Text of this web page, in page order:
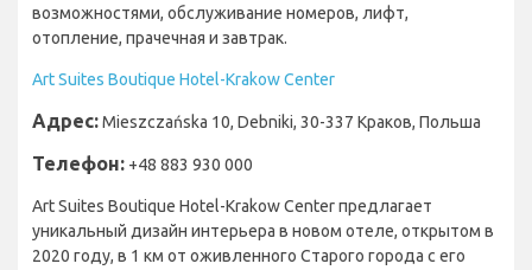
возможностями, обслуживание номеров, лифт,
отопление, прачечная и завтрак.
Art Suites Boutique Hotel-Krakow Center
Адрес:Mieszczańska 10, Debniki, 30-337 Краков, Польша
Телефон: +48 883 930 000
Art Suites Boutique Hotel-Krakow Center предлагает
уникальный дизайн интерьера в новом отеле, открытом в
2020 году, в 1 км от оживленного Старого города с его